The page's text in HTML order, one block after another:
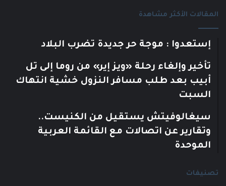
المقالات الأكثر مشاهدة
إستعدوا : موجة حر جديدة تضرب البلاد
تأخير وإلغاء رحلة «ويز إير» من روما إلى تل
أبيب بعد طلب مسافر النزول خشية انتهاك
السبت
سيغالوفيتش يستقيل من الكنيست..
وتقارير عن اتصالات مع القائمة العربية
الموحدة
تصنيفات